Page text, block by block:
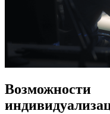
Возможности